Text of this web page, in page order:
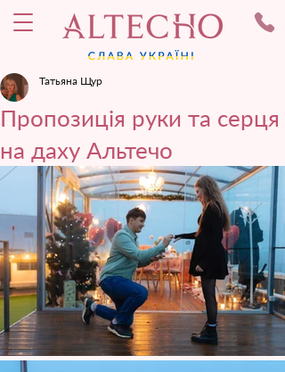
Пропозиція руки та серця
на даху Альтечо
Татьяна Щур